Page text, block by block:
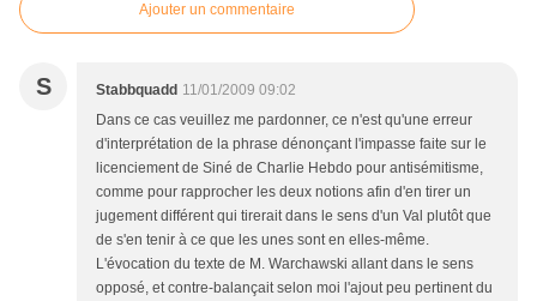
Ajouter un commentaire
S Stabbquadd 11/01/2009 09:02
Dans ce cas veuillez me pardonner, ce n'est qu'une erreur
d'interprétation de la phrase dénonçant l'impasse faite sur le
licenciement de Siné de Charlie Hebdo pour antisémitisme,
comme pour rapprocher les deux notions afin d'en tirer un
jugement différent qui tirerait dans le sens d'un Val plutôt que
de s'en tenir à ce que les unes sont en elles-même.
L'évocation du texte de M. Warchawski allant dans le sens
opposé, et contre-balançait selon moi l'ajout peu pertinent du